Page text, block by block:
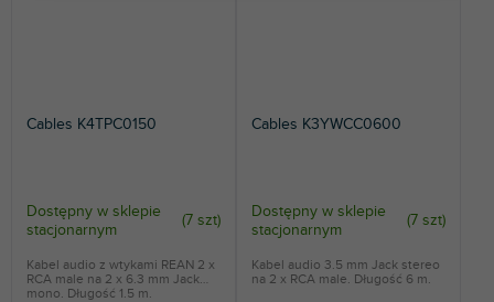
Cables K4TPC0150
Dostępny w sklepie
stacjonarnym
(7 szt)
Kabel audio z wtykami REAN 2 x
RCA male na 2 x 6.3 mm Jack
mono. Długość 1.5 m.
Cables K3YWCC0600
Dostępny w sklepie
stacjonarnym
(7 szt)
Kabel audio 3.5 mm Jack stereo
na 2 x RCA male. Długość 6 m.